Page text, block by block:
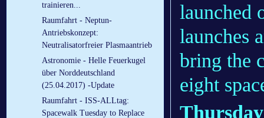
trainieren...
Raumfahrt - Neptun-
Antriebskonzept:
Neutralisatorfreier Plasmaantrieb
Astronomie - Helle Feuerkugel
über Norddeutschland
(25.04.2017) -Update
Raumfahrt - ISS-ALLtag:
Spacewalk Tuesday to Replace
launched
launches
bring the
eight